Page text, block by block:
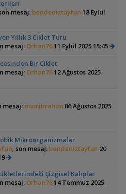
mesaj: bendeniztayfun 18 Eylül
Yıllık 3 Ciklet Türü
mesaj: Orhan7611 Eylül 2025 15:45
Bir Ciklet
mesaj: Orhan7612 Ağustos 2025
mesaj: onuribrahim06 Ağustos 2025
Mikroorganizmalar
, son mesaj: bendeniztayfun 20
Çizgisel Kalıplar
mesaj: Orhan7614 Temmuz 2025